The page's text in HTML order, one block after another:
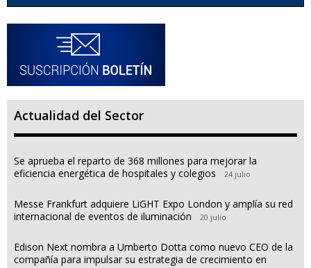
Actualidad del Sector
Se aprueba el reparto de 368 millones para mejorar la
eficiencia energética de hospitales y colegios
24 julio
Messe Frankfurt adquiere LiGHT Expo London y amplía su red
internacional de eventos de iluminación
20 julio
Edison Next nombra a Umberto Dotta como nuevo CEO de la
compañía para impulsar su estrategia de crecimiento en